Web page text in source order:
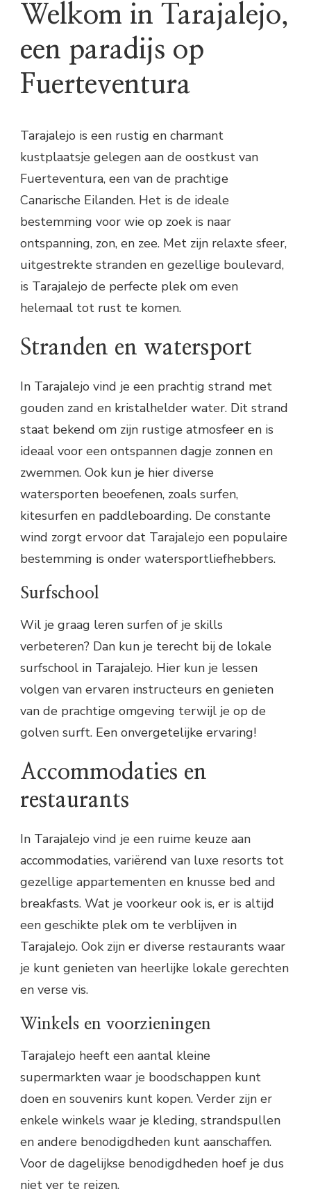
Welkom in Tarajalejo,
een paradijs op
Fuerteventura
Tarajalejo is een rustig en charmant
kustplaatsje gelegen aan de oostkust van
Fuerteventura, een van de prachtige
Canarische Eilanden. Het is de ideale
bestemming voor wie op zoek is naar
ontspanning, zon, en zee. Met zijn relaxte sfeer,
uitgestrekte stranden en gezellige boulevard,
is Tarajalejo de perfecte plek om even
helemaal tot rust te komen.
Stranden en watersport
In Tarajalejo vind je een prachtig strand met
gouden zand en kristalhelder water. Dit strand
staat bekend om zijn rustige atmosfeer en is
ideaal voor een ontspannen dagje zonnen en
zwemmen. Ook kun je hier diverse
watersporten beoefenen, zoals surfen,
kitesurfen en paddleboarding. De constante
wind zorgt ervoor dat Tarajalejo een populaire
bestemming is onder watersportliefhebbers.
Surfschool
Wil je graag leren surfen of je skills
verbeteren? Dan kun je terecht bij de lokale
surfschool in Tarajalejo. Hier kun je lessen
volgen van ervaren instructeurs en genieten
van de prachtige omgeving terwijl je op de
golven surft. Een onvergetelijke ervaring!
Accommodaties en
restaurants
In Tarajalejo vind je een ruime keuze aan
accommodaties, variërend van luxe resorts tot
gezellige appartementen en knusse bed and
breakfasts. Wat je voorkeur ook is, er is altijd
een geschikte plek om te verblijven in
Tarajalejo. Ook zijn er diverse restaurants waar
je kunt genieten van heerlijke lokale gerechten
en verse vis.
Winkels en voorzieningen
Tarajalejo heeft een aantal kleine
supermarkten waar je boodschappen kunt
doen en souvenirs kunt kopen. Verder zijn er
enkele winkels waar je kleding, strandspullen
en andere benodigdheden kunt aanschaffen.
Voor de dagelijkse benodigdheden hoef je dus
niet ver te reizen.